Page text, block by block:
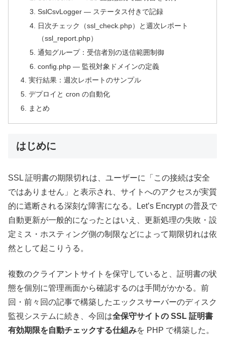
SslCsvLogger — ステータス付きで記録
日次チェック（ssl_check.php）と週次レポート
（ssl_report.php）
通知グループ：受信者別の送信範囲制御
config.php — 監視対象ドメインの定義
実行結果：週次レポートのサンプル
デプロイと cron の自動化
まとめ
はじめに
SSL 証明書の期限切れは、ユーザーに「この接続は安全
ではありません」と表示され、サイトへのアクセスが実質
的に遮断される深刻な障害になる。Let’s Encrypt の普及で
自動更新が一般的になったとはいえ、更新処理の失敗・設
定ミス・ホスティング側の制限などによって期限切れは依
然として起こりうる。
複数のクライアントサイトを保守していると、証明書の状
態を個別に管理画面から確認するのは手間がかかる。前
回・前々回の記事で構築したエックスサーバーのディスク
監視システムに続き、今回は全保守サイトの SSL 証明書
有効期限を自動チェックする仕組みを PHP で構築した。